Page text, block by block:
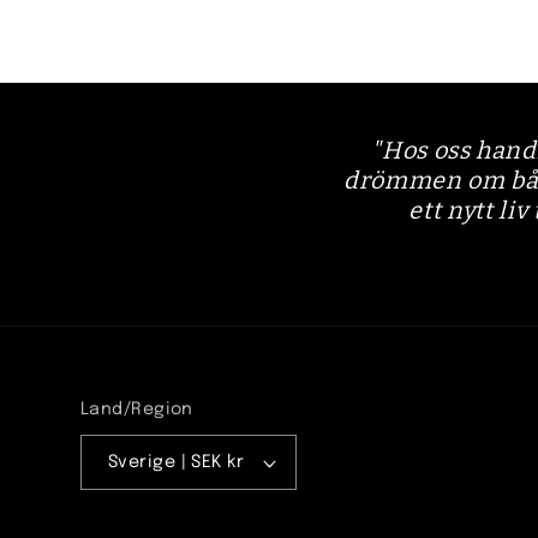
"Hos oss
drömmen om
ett nytt liv
Land/Region
Sverige | SEK kr